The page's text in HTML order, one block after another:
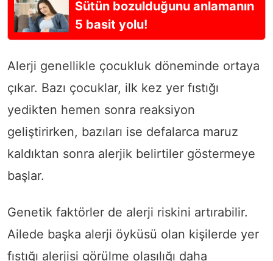
Sütün bozulduğunu anlamanın
5 basit yolu!
Alerji genellikle çocukluk döneminde ortaya
çıkar. Bazı çocuklar, ilk kez yer fıstığı
yedikten hemen sonra reaksiyon
geliştirirken, bazıları ise defalarca maruz
kaldıktan sonra alerjik belirtiler göstermeye
başlar.
Genetik faktörler de alerji riskini artırabilir.
Ailede başka alerji öyküsü olan kişilerde yer
fıstığı alerjisi görülme olasılığı daha